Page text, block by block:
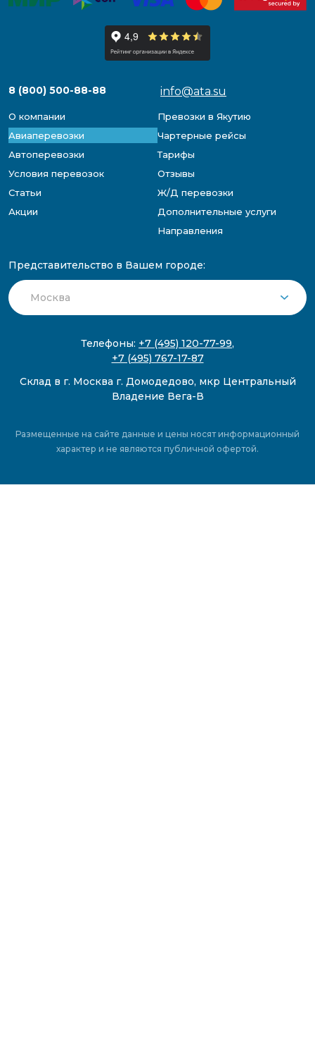
8 (800) 500-88-88 info@ata.su
О компании
Превозки в Якутию
Авиаперевозки
Чартерные рейсы
Автоперевозки
Тарифы
Условия перевозок
Отзывы
Статьи
Ж/Д перевозки
Акции
Дополнительные услуги
Направления
Представительство в Вашем городе:
Телефоны: +7 (495) 120-77-99,
+7 (495) 767-17-87
Склад в г. Москва г. Домодедово, мкр Центральный
Владение Вега-В
Размещенные на сайте данные и цены носят информационный
характер и не являются публичной офертой.